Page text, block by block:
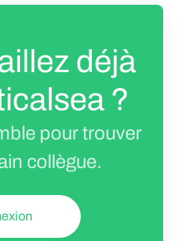
déjà
?
pour trouver
collègue.